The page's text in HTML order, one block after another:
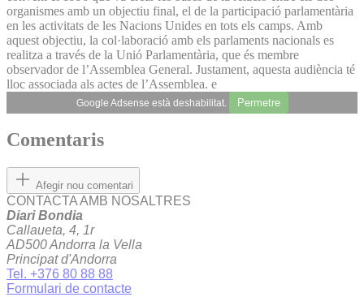
organismes amb un objectiu final, el de la participació parlamentària
en les activitats de les Nacions Unides en tots els camps. Amb
aquest objectiu, la col·laboració amb els parlaments nacionals es
realitza a través de la Unió Parlamentària, que és membre
observador de l’Assemblea General. Justament, aquesta audiència té
lloc associada als actes de l’Assemblea. e
Google Adsense està deshabilitat. Permetre
Comentaris
Afegir nou comentari
CONTACTA AMB NOSALTRES
Diari Bondia
Callaueta, 4, 1r
AD500 Andorra la Vella
Principat d'Andorra
Tel. +376 80 88 88
Formulari de contacte